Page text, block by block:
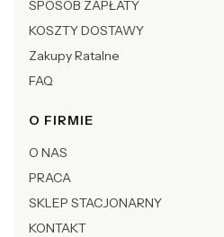
SPOSÓB ZAPŁATY
KOSZTY DOSTAWY
Zakupy Ratalne
FAQ
O FIRMIE
O NAS
PRACA
SKLEP STACJONARNY
KONTAKT